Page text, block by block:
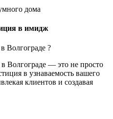
дома
в имидж
Волгограде ?
Волгограде — это не просто
в узнаваемость вашего
клиентов и создавая